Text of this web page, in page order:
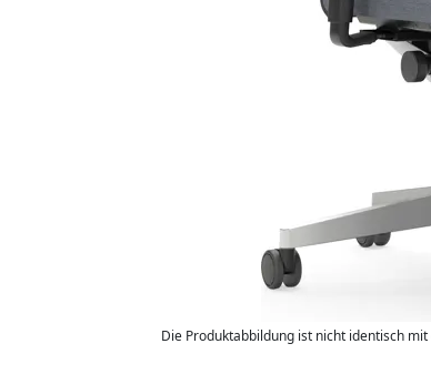
Die Produktabbildung ist nicht identisch